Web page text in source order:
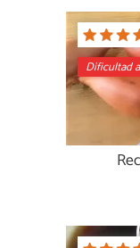
Dificultad